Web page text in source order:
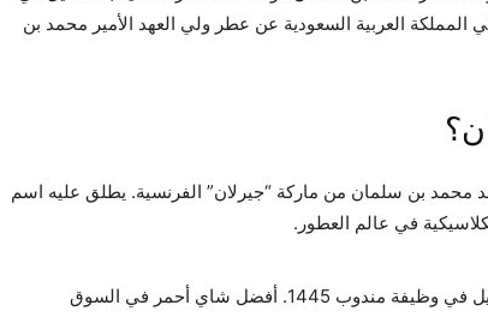
المملكة العربية السعودية عن عطر ولي العهد الأمير محمد بن
محمد بن سلمان من ماركة “جيرلان” الفرنسية. يطلق عليه اسم
أهم المتطلبات والشروط للتسجيل في وظيفة مندوب 1445. أفضل شاي أحمر في السوق